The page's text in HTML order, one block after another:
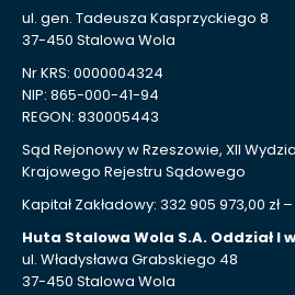
ul. gen. Tadeusza Kasprzyckiego 8
37-450 Stalowa Wola
Nr KRS: 0000004324
NIP: 865-000-41-94
REGON: 830005443
Sąd Rejonowy w Rzeszowie, XII
Krajowego Rejestru Sądowego
Kapitał Zakładowy: 332 905 973,00 zł
Huta Stalowa Wola S.A. Oddział I
ul. Władysława Grabskiego 48
37-450 Stalowa Wola